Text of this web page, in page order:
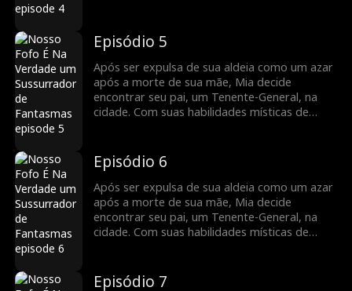
ajudando-os a enfrentar inúmeras crises.
Agora, a chance de mudar o destino de toda
a sua família está ao seu alcance.
Episódio 5
Após ser expulsa de sua aldeia como um azar
após a morte de sua mãe, Mia decide
encontrar seu pai, um Tenente-General, na
cidade. Com suas habilidades místicas de
ajudando-os a enfrentar inúmeras crises.
Agora, a chance de mudar o destino de toda
a sua família está ao seu alcance.
Episódio 6
Após ser expulsa de sua aldeia como um azar
após a morte de sua mãe, Mia decide
encontrar seu pai, um Tenente-General, na
cidade. Com suas habilidades místicas de
ajudando-os a enfrentar inúmeras crises.
Episódio 7